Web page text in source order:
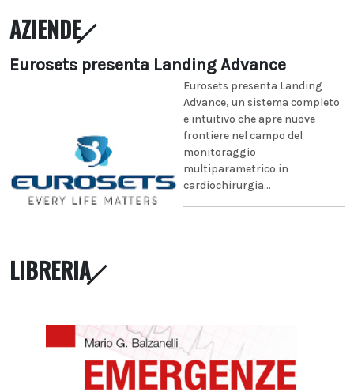
AZIENDE
Eurosets presenta Landing Advance
Eurosets presenta Landing
Advance, un sistema completo
e intuitivo che apre nuove
frontiere nel campo del
monitoraggio
multiparametrico in
cardiochirurgia...
LIBRERIA